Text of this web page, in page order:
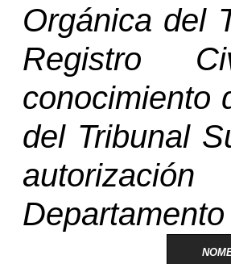
Orgánica del
Registro
conocimiento
del Tribunal